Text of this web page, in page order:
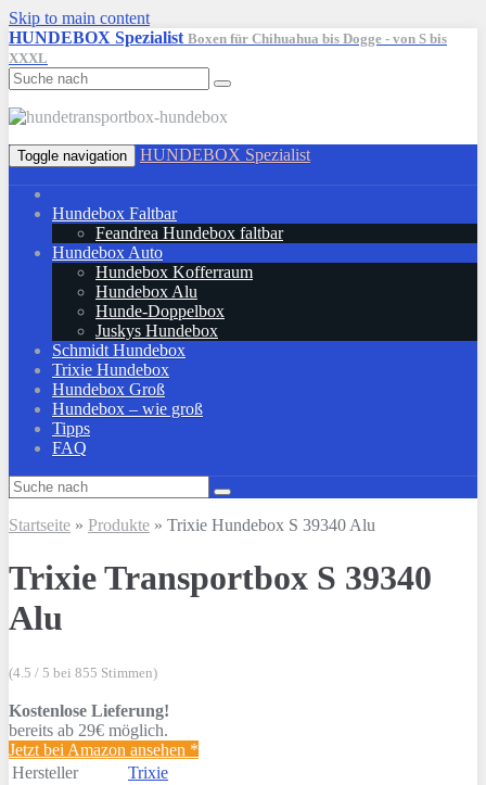
Skip to main content
HUNDEBOX Spezialist Boxen für Chihuahua bis Dogge - von S bis
XXXL
Toggle navigation HUNDEBOX Spezialist
Hundebox Faltbar
Feandrea Hundebox faltbar
Hundebox Auto
Hundebox Kofferraum
Hundebox Alu
Hunde-Doppelbox
Juskys Hundebox
Schmidt Hundebox
Trixie Hundebox
Hundebox Groß
Hundebox – wie groß
Tipps
FAQ
Startseite » Produkte » Trixie Hundebox S 39340 Alu
Trixie Transportbox S 39340
Alu
(4.5 / 5 bei 855 Stimmen)
Kostenlose Lieferung!
bereits ab 29€ möglich.
Jetzt bei Amazon ansehen *
Hersteller
Trixie